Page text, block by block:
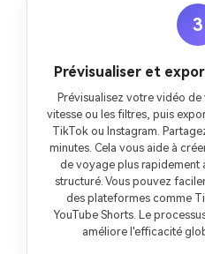
3
Prévisualiser et
Prévisualisez votre vidéo
vitesse ou les filtres, puis
TikTok ou Instagram.
minutes. Cela vous aide à
de voyage plus rapidement
structuré. Vous pouvez
des plateformes comme
YouTube Shorts. Le
améliore l'efficacité